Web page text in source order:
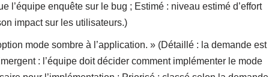
l’équipe enquête sur le bug ; Estimé : niveau estimé d’effort
impact sur les utilisateurs.)
mode sombre à l’application. » (Détaillé : la demande est
: l’équipe doit décider comment implémenter le mode